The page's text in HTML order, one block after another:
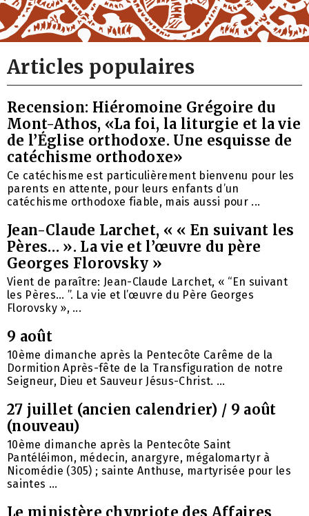
Articles populaires
Recension: Hiéromoine Grégoire du
Mont-Athos, «La foi, la liturgie et la vie
de l’Église orthodoxe. Une esquisse de
catéchisme orthodoxe»
Ce catéchisme est particulièrement bienvenu pour les
parents en attente, pour leurs enfants d’un
catéchisme orthodoxe fiable, mais aussi pour ...
Jean-Claude Larchet, « « En suivant les
Pères… ». La vie et l’œuvre du père
Georges Florovsky »
Vient de paraître: Jean-Claude Larchet, « “En suivant
les Pères… ”. La vie et l’œuvre du Père Georges
Florovsky », ...
9 août
10ème dimanche après la Pentecôte Carême de la
Dormition Après-fête de la Transfiguration de notre
Seigneur, Dieu et Sauveur Jésus-Christ. ...
27 juillet (ancien calendrier) / 9 août
(nouveau)
10ème dimanche après la Pentecôte Saint
Pantéléimon, médecin, anargyre, mégalomartyr à
Nicomédie (305) ; sainte Anthuse, martyrisée pour les
saintes ...
Le ministère chypriote des Affaires